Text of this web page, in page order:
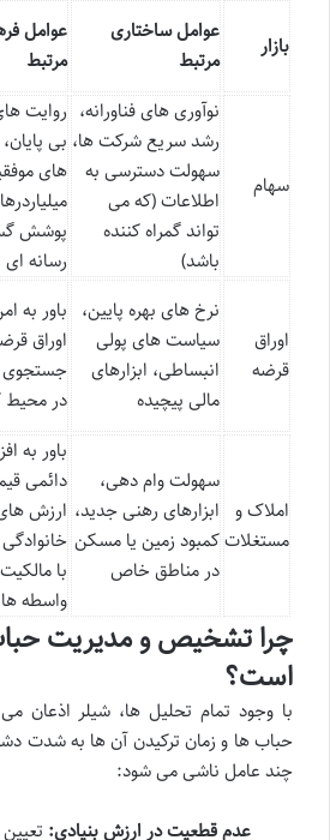
بازار
عوامل ساختاری
مرتبط
عوامل
مرتبط
سهام
نوآوری های فناورانه،
رشد سریع شرکت ها،
سهولت دسترسی به
اطلاعات (که می
تواند گمراه کننده
باشد)
روایت
بی
های
پوشش
رسانه ای
اوراق
قرضه
نرخ های بهره پایین،
سیاست های پولی
انبساطی، ابزارهای
مالی پیچیده
باور به
اوراق
جستجوی
در محیط
املاک و
مستغلات
سهولت وام دهی،
ابزارهای رهنی جدید،
کمبود زمین یا مسکن
در مناطق خاص
باور به
دائمی
ارزش
با
واسطه ها
چرا تشخیص و مدیریت
است؟
با وجود تمام تحلیل ها، شیلر
حباب ها و زمان ترکیدن آن ها به شدت
چند عامل ناشی می شود:
عدم قطعیت در ارزش بنیادی: